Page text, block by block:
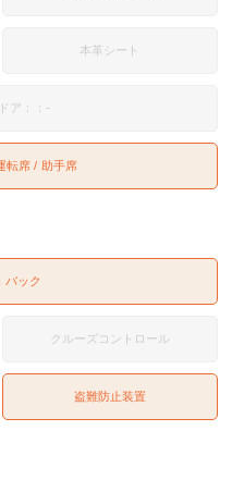
本革シート
ア：：-
転席 助手席
バック
クルーズコントロール
盗難防止装置